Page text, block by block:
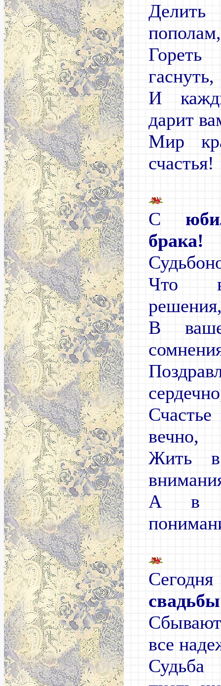
пополам,
гаснуть,
И
дарит
Мир
счастья!
С
брака!
Что
В
вечно,
Жить в
А в
все